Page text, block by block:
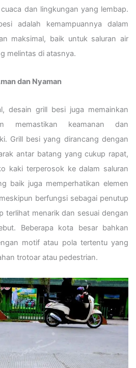
dan lingkungan yang lembap.
adalah kemampuannya dalam
maksimal, baik untuk saluran air
melintas di atasnya.
dan Nyaman
desain grill besi juga memainkan
memastikan keamanan dan
Grill besi yang dirancang dengan
antar batang yang cukup rapat,
kaki terperosok ke dalam saluran
baik juga memperhatikan elemen
berfungsi sebagai penutup
terlihat menarik dan sesuai dengan
Beberapa kota besar bahkan
motif atau pola tertentu yang
trotoar atau pedestrian.